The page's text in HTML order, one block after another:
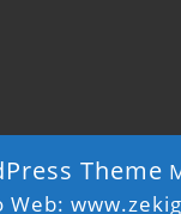
Theme
Web: